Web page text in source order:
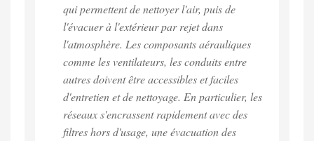
qui permettent de nettoyer l'air, puis de
l'évacuer à l'extérieur par rejet dans
l'atmosphère. Les composants aérauliques
comme les ventilateurs, les conduits entre
autres doivent être accessibles et faciles
d'entretien et de nettoyage. En particulier, les
réseaux s'encrassent rapidement avec des
filtres hors d'usage, une évacuation des